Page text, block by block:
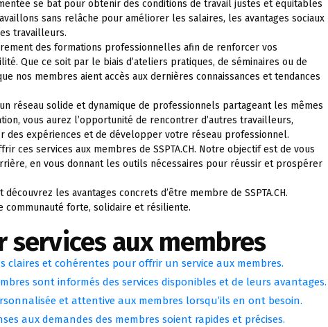
se bat pour obtenir des conditions de travail justes et équitables
sans relâche pour améliorer les salaires, les avantages sociaux
travailleurs.
des formations professionnelles afin de renforcer vos
Que ce soit par le biais d’ateliers pratiques, de séminaires ou de
nos membres aient accès aux dernières connaissances et tendances
un réseau solide et dynamique de professionnels partageant les mêmes
vous aurez l’opportunité de rencontrer d’autres travailleurs,
des expériences et de développer votre réseau professionnel.
ces services aux membres de SSPTA.CH. Notre objectif est de vous
en vous donnant les outils nécessaires pour réussir et prospérer
découvrez les avantages concrets d’être membre de SSPTA.CH.
communauté forte, solidaire et résiliente.
services aux membres
claires et cohérentes pour offrir un service aux membres.
sont informés des services disponibles et de leurs avantages.
et attentive aux membres lorsqu’ils en ont besoin.
aux demandes des membres soient rapides et précises.